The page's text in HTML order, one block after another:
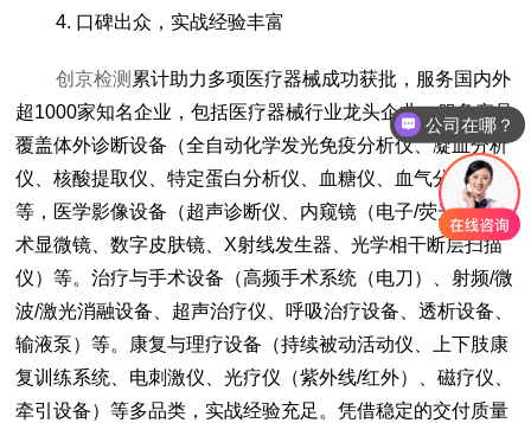
4. 口碑出众，实战经验丰富
创京检测 累计助力多项医疗器械成功获批，服务国内外
超1000家知名企业，包括医疗器械行业龙头企业，服务产品
覆盖体外诊断设备（全自动化学发光免疫分析仪、凝血分析
仪、核酸提取仪、特定蛋白分析仪、血糖仪、血气分析仪）
等，医学影像设备（超声诊断仪、内窥镜（电子/荧光）、手
术显微镜、数字皮肤镜、X射线发生器、光学相干断层扫描
仪）等。治疗与手术设备（高频手术系统（电刀）、射频/微
波/激光消融设备、超声治疗仪、呼吸治疗设备、透析设备、
输液泵）等。康复与理疗设备（持续被动活动仪、上下肢康
复训练系统、电刺激仪、光疗仪（紫外线/红外）、磁疗仪、
牵引设备）等多品类，实战经验充足。凭借稳定的交付质量
公司在哪？